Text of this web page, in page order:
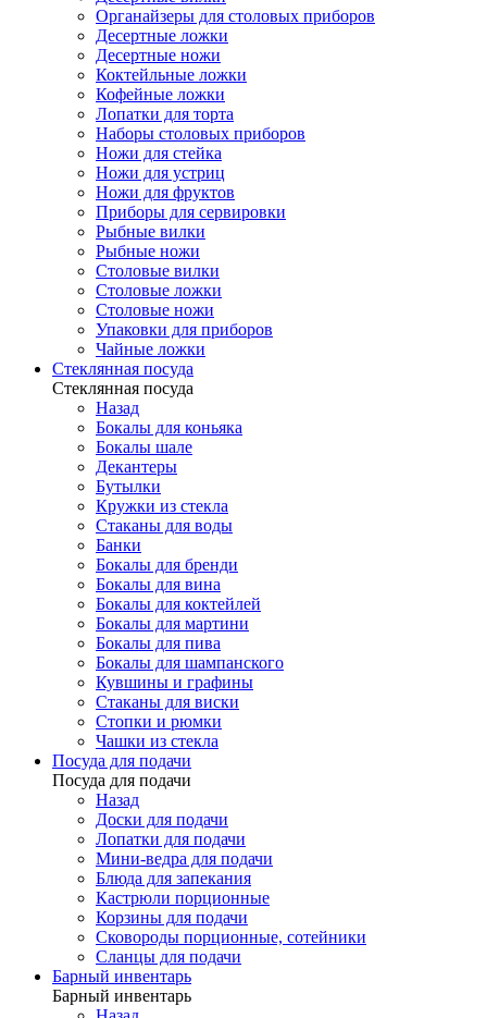
Органайзеры для столовых приборов
Десертные ложки
Десертные ножи
Коктейльные ложки
Кофейные ложки
Лопатки для торта
Наборы столовых приборов
Ножи для стейка
Ножи для устриц
Ножи для фруктов
Приборы для сервировки
Рыбные вилки
Рыбные ножи
Столовые вилки
Столовые ложки
Столовые ножи
Упаковки для приборов
Чайные ложки
Стеклянная посуда
Стеклянная посуда
Назад
Бокалы для коньяка
Бокалы шале
Декантеры
Бутылки
Кружки из стекла
Стаканы для воды
Банки
Бокалы для бренди
Бокалы для вина
Бокалы для коктейлей
Бокалы для мартини
Бокалы для пива
Бокалы для шампанского
Кувшины и графины
Стаканы для виски
Стопки и рюмки
Чашки из стекла
Посуда для подачи
Посуда для подачи
Назад
Доски для подачи
Лопатки для подачи
Мини-ведра для подачи
Блюда для запекания
Кастрюли порционные
Корзины для подачи
Сковороды порционные, сотейники
Сланцы для подачи
Барный инвентарь
Барный инвентарь